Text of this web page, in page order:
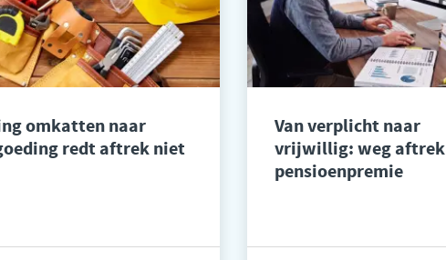
omkatten naar
redt aftrek niet
Van verplicht naar
vrijwillig: weg aftrek
pensioenpremie